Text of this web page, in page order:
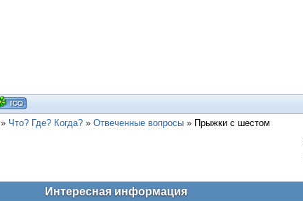
» Что? Где? Когда? » Отвеченные вопросы » Прыжки с шестом
Интересная информация